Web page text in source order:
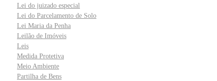
Lei do juizado especial
Lei do Parcelamento de Solo
Lei Maria da Penha
Leilão de Imóveis
Leis
Medida Protetiva
Meio Ambiente
Partilha de Bens